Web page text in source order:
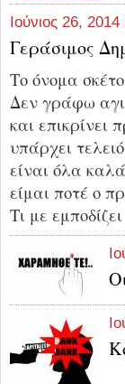
Ιούνιος 26,
Γεράσιμος
Το όνομα
Δεν γράφω
και επικρίνει
υπάρχει
είναι όλα
είμαι ποτέ ο
Τι με